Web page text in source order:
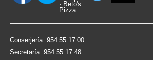
Conserjería: 954.55.17.00
Secretaría: 954.55.17.48